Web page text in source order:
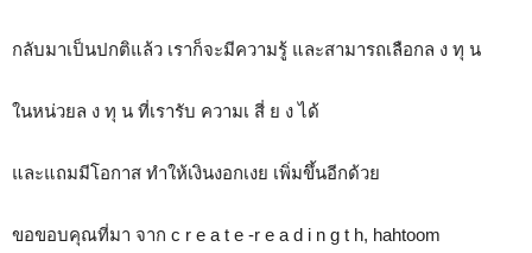
กลับมาเป็นปกติแล้ว เราก็จะมีความรู้ และสามารถเลือกล ง ทุ น
ในหน่วยล ง ทุ น ที่เรารับ ความเ สี่ ย ง ได้
และแถมมีโอกาส ทำให้เงินงอกเงย เพิ่มขึ้นอีกด้วย
ขอขอบคุณที่มา จาก c r e a t e -r e a d i n g t h, hahtoom